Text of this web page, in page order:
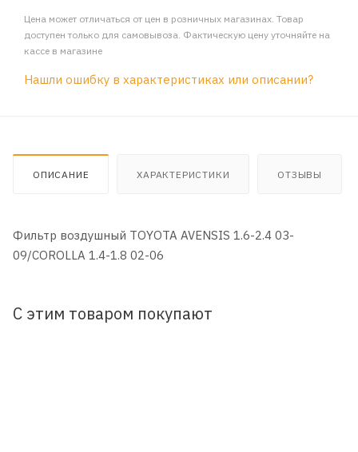
Цена может отличаться от цен в розничных магазинах. Товар
доступен только для самовывоза. Фактическую цену уточняйте на
кассе в магазине
Нашли ошибку в характеристиках или описании?
ОПИСАНИЕ ХАРАКТЕРИСТИКИ ОТЗЫВЫ
Фильтр воздушный TOYOTA AVENSIS 1.6-2.4 03-
09/COROLLA 1.4-1.8 02-06
С этим товаром покупают